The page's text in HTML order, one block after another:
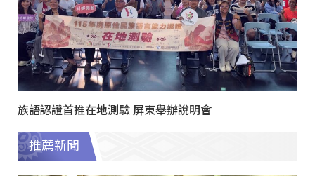
族語認證首推在地測驗 屏東舉辦說明會
推薦新聞